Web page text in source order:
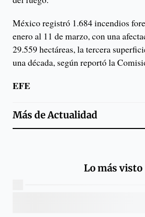
México registró 1.684 incendios
enero al 11 de marzo, con una
29.559 hectáreas, la tercera
una década, según reportó la
EFE
Más deActualidad
Lo más visto